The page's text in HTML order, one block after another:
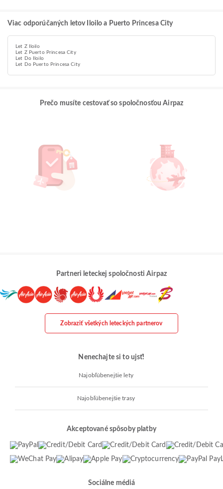
Viac odporúčaných letov Iloilo a Puerto Princesa City
Let Z Iloilo
Let Z Puerto Princesa City
Let Do Iloilo
Let Do Puerto Princesa City
Prečo musíte cestovať so spoločnosťou Airpaz
Partneri leteckej spoločnosti Airpaz
Zobraziť všetkých leteckých partnerov
Nenechajte si to ujsť!
Najobľúbenejšie lety
Najobľúbenejšie trasy
Akceptované spôsoby platby
Sociálne médiá